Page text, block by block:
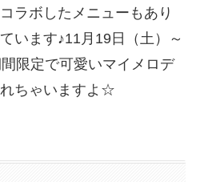
ラボしたメニューもあり
います♪11月19日（土）～
限定で可愛いマイメロデ
ちゃいますよ☆